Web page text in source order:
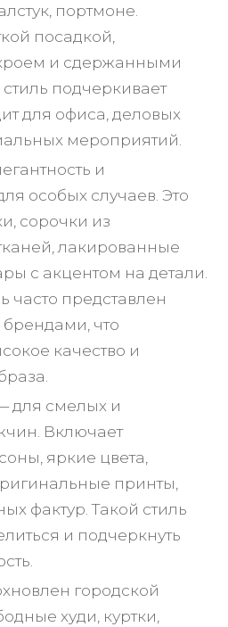
портмоне.
посадкой,
и сдержанными
подчеркивает
для офиса, деловых
мероприятий.
и
особых случаев. Это
сорочки из
лакированные
с акцентом на детали.
часто представлен
что
качество и
для смелых и
Включает
яркие цвета,
принты,
фактур. Такой стиль
и подчеркнуть
городской
худи, куртки,